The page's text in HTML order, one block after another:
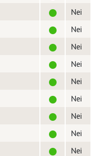
Nei
Nei
Nei
Nei
Nei
Nei
Nei
Nei
Nei